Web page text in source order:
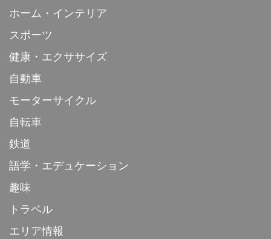
ホーム・インテリア
スポーツ
健康・エクササイズ
自動車
モーターサイクル
自転車
鉄道
語学・エデュケーション
趣味
トラベル
エリア情報